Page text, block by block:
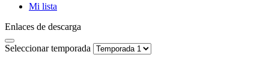
Mi lista
Enlaces de descarga
Seleccionar temporada